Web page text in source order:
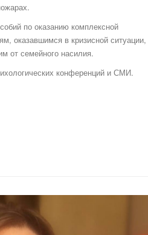
по оказанию комплексной
оказавшимся в кризисной ситуации,
от семейного насилия.
конференций и СМИ.